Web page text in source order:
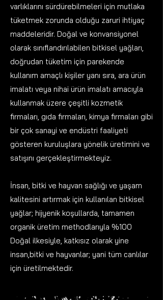
varlıklarını sürdürebilmeleri için mutlaka
tüketmek zorunda olduğu zaruri ihtiyaç
maddeleridir. Doğal ve konvansiyonel
olarak sınıflandırılabilen bitkisel yağları,
doğrudan tüketim için parekende
kullanım amaçlı kişiler yanı sıra, ara ürün
imalatı veya nihai ürün imalatı amacıyla
kullanmak üzere çeşitli kozmetik
firmaları, gıda firmaları, kimya firmaları gibi
bir çok sanayi ve endüstri faaliyeti
gösteren kuruluşlara yönelik üretimini ve
satışını gerçekleştirmekteyiz.
İnsan, bitki ve hayvan sağlığı ve yaşam
kalitesini artırmak için kullanılan bitkisel
yağlar; hijyenik koşullarda, tamamen
organik üretim methodlarıyla %100
Doğal ilkesiyle, katkısız olarak yine
insan,bitki ve hayvanlar; yani tüm canlılar
için üretilmektedir.